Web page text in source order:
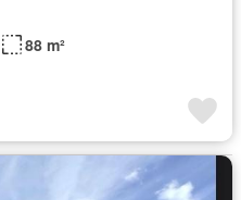
88 m²